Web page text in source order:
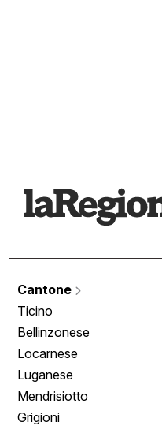
Cantone
Ticino
Bellinzonese
Locarnese
Luganese
Mendrisiotto
Grigioni